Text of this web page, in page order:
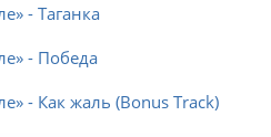
- Таганка
- Победа
- Как жаль (Bonus Track)